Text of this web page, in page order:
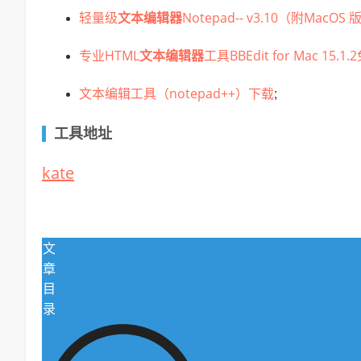
轻量级文本编辑器Notepad-- v3.10（附MacOS 版
专业HTML文本编辑器工具BBEdit for Mac 15.1.2
文本编辑工具（notepad++）下载;
工具地址
kate
文
章
目
录